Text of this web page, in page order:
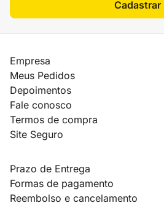
Cadastrar
Empresa
Meus Pedidos
Depoimentos
Fale conosco
Termos de compra
Site Seguro
Prazo de Entrega
Formas de pagamento
Reembolso e cancelamento